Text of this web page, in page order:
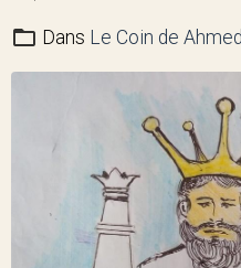
Dans Le Coin de